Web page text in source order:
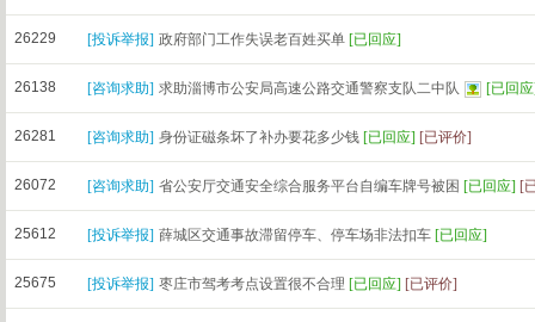
26229 [投诉举报] 政府部门工作失误老百姓买单 [已回应]
26138 [咨询求助] 求助淄博市公安局高速公路交通警察支队二中队 [已回
26281 [咨询求助] 身份证磁条坏了补办要花多少钱 [已回应] [已评价]
26072 [咨询求助] 省公安厅交通安全综合服务平台自编车牌号被困 [已回应] [
25612 [投诉举报] 薛城区交通事故滞留停车、停车场非法扣车 [已回应]
25675 [投诉举报] 枣庄市驾考考点设置很不合理 [已回应] [已评价]